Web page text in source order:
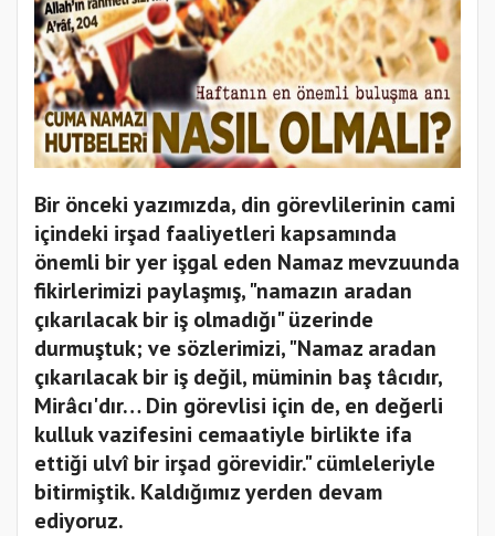
Bir önceki yazımızda, din görevlilerinin cami
içindeki irşad faaliyetleri kapsamında
önemli bir yer işgal eden Namaz mevzuunda
fikirlerimizi paylaşmış, "namazın aradan
çıkarılacak bir iş olmadığı" üzerinde
durmuştuk; ve sözlerimizi, "Namaz aradan
çıkarılacak bir iş değil, müminin baş tâcıdır,
Mirâcı'dır… Din görevlisi için de, en değerli
kulluk vazifesini cemaatiyle birlikte ifa
ettiği ulvî bir irşad görevidir." cümleleriyle
bitirmiştik. Kaldığımız yerden devam
ediyoruz.